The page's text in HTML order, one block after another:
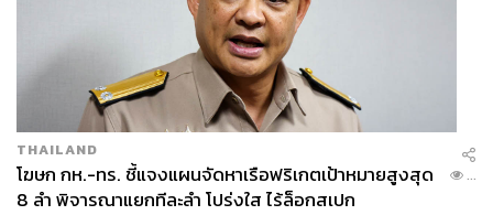
THAILAND
โฆษก กห.-ทร. ชี้แจงแผนจัดหาเรือฟริเกตเป้าหมายสูงสุด
8 ลำ พิจารณาแยกทีละลำ โปร่งใส ไร้ล็อกสเปก
...